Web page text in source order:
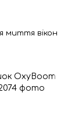
миття вікон